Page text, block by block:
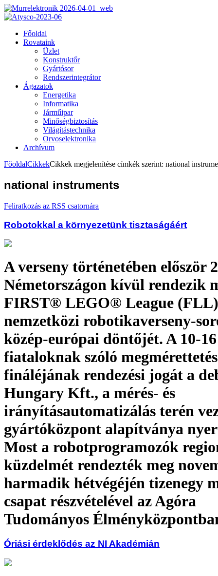
Főoldal
Rovataink
Üzlet
Konstruktőr
Gyártósor
Rendszerintegrátor
Ágazatok
Energetika
Informatika
Járműipar
Minőségbiztosítás
Világítástechnika
Orvoselektronika
Archívum
FőoldalCikkekCikkek megjelenítése címkék szerint: national
national instruments
Feliratkozás az RSS csatornára
Robotokkal a környezetünk tisztaságáért
A verseny történetében először
Németországon kívül rendezik
FIRST® LEGO® League (FLL)
nemzetközi robotikaverseny-
közép-európai döntőjét. A 10-16
fiataloknak szóló megmérettetés
fináléjának rendezési jogát a
Hungary Kft., a mérés- és
irányításautomatizálás terén
gyártóközpont alapítványa
Most a robotprogramozók
küzdelmét rendezték meg
harmadik hétvégéjén tizenegy
csapat részvételével az Agóra
Tudományos
Óriási érdeklődés az NI Akadémián